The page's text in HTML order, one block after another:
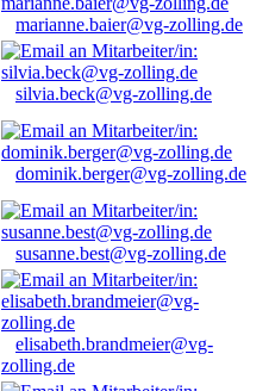
marianne.baier@vg-zolling.de
silvia.beck@vg-zolling.de
dominik.berger@vg-zolling.de
susanne.best@vg-zolling.de
elisabeth.brandmeier@vg-
zolling.de